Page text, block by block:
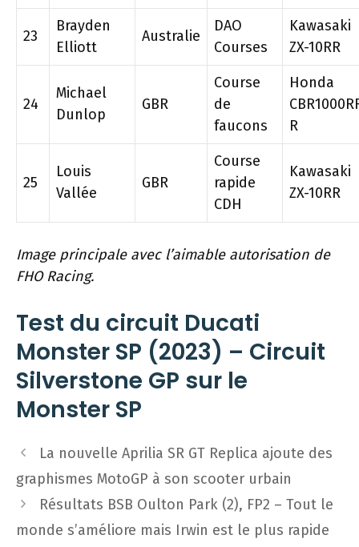
23
Brayden
Elliott
Australie
DAO
Courses
Kawasaki
ZX-10RR
24
Michael
Dunlop
GBR
Course
de
faucons
Honda
R
25
Louis
Vallée
GBR
Course
rapide
CDH
Kawasaki
ZX-10RR
Image principale avec l’aimable autorisation de
FHO Racing.
Test du circuit Ducati
Monster SP (2023) – Circuit
Silverstone GP sur le
Monster SP
Navigation
des
articles
La nouvelle Aprilia SR GT Replica ajoute des
graphismes MotoGP à son scooter urbain
Résultats BSB Oulton Park (2), FP2 – Tout le
monde s’améliore mais Irwin est le plus rapide